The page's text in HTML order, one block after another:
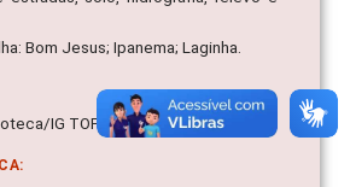
Bom Jesus; Ipanema; Laginha.
IG TOP 03.23/745